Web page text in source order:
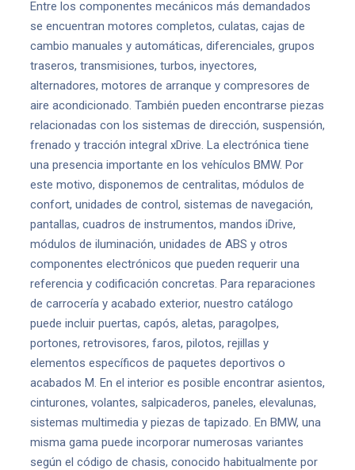
Entre los componentes mecánicos más demandados
se encuentran motores completos, culatas, cajas de
cambio manuales y automáticas, diferenciales, grupos
traseros, transmisiones, turbos, inyectores,
alternadores, motores de arranque y compresores de
aire acondicionado. También pueden encontrarse piezas
relacionadas con los sistemas de dirección, suspensión,
frenado y tracción integral xDrive. La electrónica tiene
una presencia importante en los vehículos BMW. Por
este motivo, disponemos de centralitas, módulos de
confort, unidades de control, sistemas de navegación,
pantallas, cuadros de instrumentos, mandos iDrive,
módulos de iluminación, unidades de ABS y otros
componentes electrónicos que pueden requerir una
referencia y codificación concretas. Para reparaciones
de carrocería y acabado exterior, nuestro catálogo
puede incluir puertas, capós, aletas, paragolpes,
portones, retrovisores, faros, pilotos, rejillas y
elementos específicos de paquetes deportivos o
acabados M. En el interior es posible encontrar asientos,
cinturones, volantes, salpicaderos, paneles, elevalunas,
sistemas multimedia y piezas de tapizado. En BMW, una
misma gama puede incorporar numerosas variantes
según el código de chasis, conocido habitualmente por